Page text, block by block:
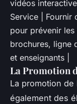
vidéos
Service | Fournir
pour prévenir
brochures, ligne
et enseignants |
La Promotion
La promotion
également des